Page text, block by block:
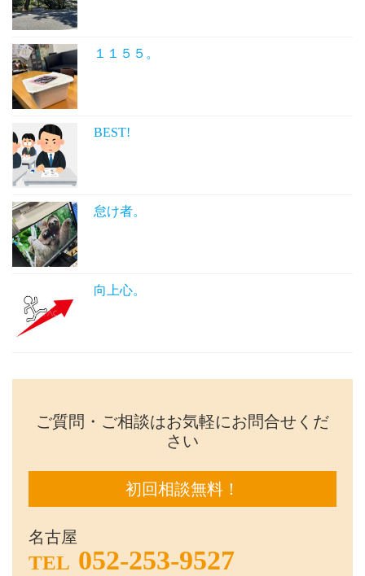
１１５５。
BEST!
怠け者。
向上心。
ご質問・ご相談はお気軽にお問合せくだ
さい
初回相談無料！
名古屋
TEL 052-253-9527